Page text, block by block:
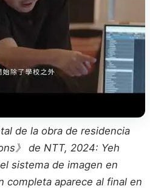
de la obra de residencia
》 de NTT, 2024: Yeh
sistema de imagen en
completa aparece al final en